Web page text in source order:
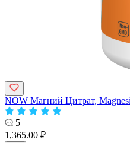
NOW Магний Цитрат,
5
1,365.00 ₽